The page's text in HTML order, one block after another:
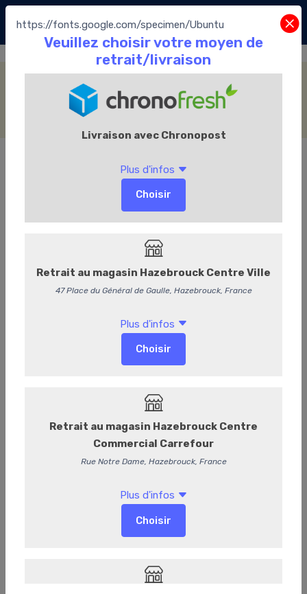
https://fonts.google.com/specimen/Ubuntu
Les Cookies Maison
Accueil Le Chocolate café